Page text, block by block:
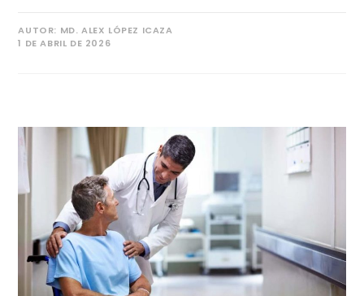
AUTOR: MD. ALEX LÓPEZ ICAZA
1 DE ABRIL DE 2026